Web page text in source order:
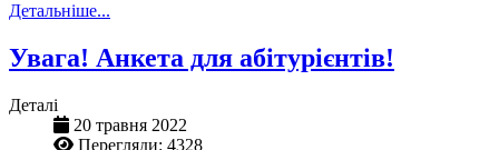
Детальніше...
Увага! Анкета для абітурієнтів!
Деталі
20 травня 2022
Перегляди: 4328